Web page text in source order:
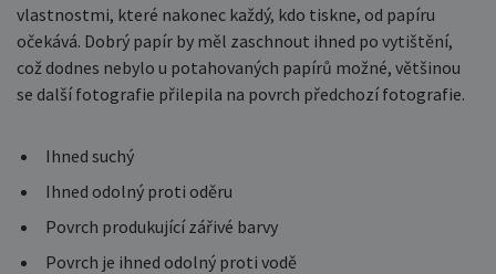
vlastnostmi, které nakonec každý, kdo tiskne, od papíru
očekává. Dobrý papír by měl zaschnout ihned po vytištění,
což dodnes nebylo u potahovaných papírů možné, většinou
se další fotografie přilepila na povrch předchozí fotografie.
Ihned suchý
Ihned odolný proti oděru
Povrch produkující zářivé barvy
Povrch je ihned odolný proti vodě